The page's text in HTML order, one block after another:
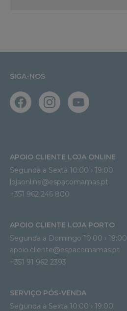
SIGA-NOS
APOIO CLIENTE LOJA ONLINE
Segunda a Sexta 10:00 › 19:00
lojaonline@espacomamas.pt
+351 962 246 800
APOIO CLIENTE LOJA PORTO
Segunda a Domingo 10:00 › 19:00
apoio.cliente@espacomamas.pt
+351 91 962 2393
SERVIÇO PÓS-VENDA
Segunda a Sexta 10:00 › 19:00